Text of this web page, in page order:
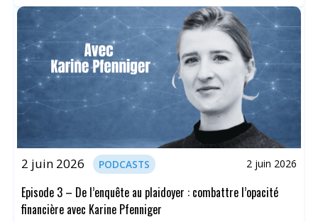
2 juin 2026 PODCASTS 2 juin 2026
Episode 3 – De l’enquête au plaidoyer : combattre l’opacité
financière avec Karine Pfenniger